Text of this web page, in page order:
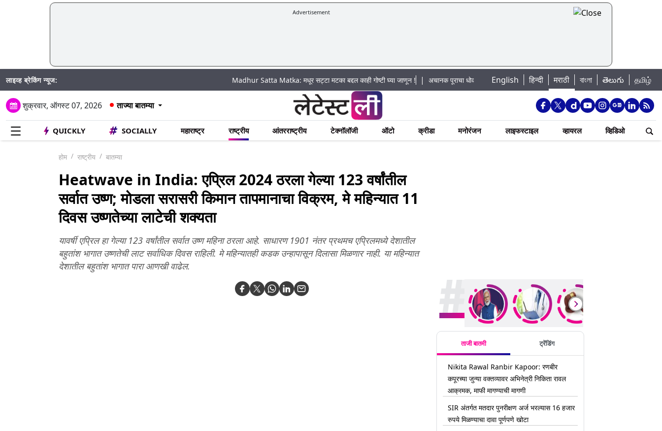
Advertisement
लाइव्ह ब्रेकिंग न्यूज: Madhur Satta Matka: मधूर सट्टा मटका बद्दल काही गोष्टी घ्या जाणून ! |अचानक पूराचा धोका: खडकवासला धरणातून मुठानदी पात्रात विसर्ग सुरु; नागरिकांना नदीपात्रात न उतरण्याचे
English हिन्दी मराठी বাংলা తెలుగు தமிழ்
शुक्रवार, ऑगस्ट 07, 2026 ताज्या बातम्या
QUICKLY SOCIALLY महाराष्ट्र राष्ट्रीय आंतरराष्ट्रीय टेक्नॉलॉजी ऑटो क्रीडा मनोरंजन लाइफस्टाइल व्हायरल व्हिडिओ
होम राष्ट्रीय बातम्या
Heatwave in India: एप्रिल 2024 ठरला गेल्या 123 वर्षांतील
सर्वात उष्ण; मोडला सरासरी किमान तापमानाचा विक्रम, मे महिन्यात 11
दिवस उष्णतेच्या लाटेची शक्यता
यावर्षी एप्रिल हा गेल्या 123 वर्षांतील सर्वात उष्ण महिना ठरला आहे. साधारण 1901 नंतर प्रथमच एप्रिलमध्ये देशातील
बहुतांश भागात उष्णतेची लाट सर्वाधिक दिवस राहिली. मे महिन्यातही कडक उन्हापासून दिलासा मिळणार नाही. या महिन्यात
देशातील बहुतांश भागात पारा आणखी वाढेल.
ताजी बातमी ट्रेंडिंग
Nikita Rawal Ranbir Kapoor: रणबीर
कपूरच्या जुन्या वक्तव्यावर अभिनेत्री निकिता रावल
आक्रमक, माफी मागण्याची मागणी
SIR अंतर्गत मतदार पुनरीक्षण अर्ज भरल्यास 16 हजार
रुपये मिळण्याचा दावा पूर्णपणे खोटा